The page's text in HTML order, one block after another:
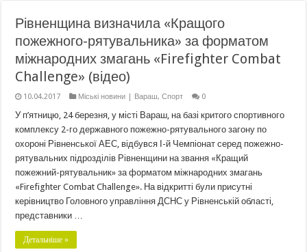
Рівненщина визначила «Кращого
пожежного-рятувальника» за форматом
міжнародних змагань «Firefighter Combat
Challenge» (відео)
10.04.2017 Міські новини | Вараш,Спорт 0
У п’ятницю, 24 березня, у місті Вараш, на базі критого спортивного
комплексу 2-го державного пожежно-рятувального загону по
охороні Рівненської АЕС, відбувся І-й Чемпіонат серед пожежно-
рятувальних підрозділів Рівненщини на звання «Кращий
пожежний-рятувальник» за форматом міжнародних змагань
«Firefighter Combat Challenge». На відкритті були присутні
керівництво Головного управління ДСНС у Рівненській області,
представники …
Детальніше »